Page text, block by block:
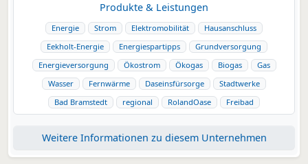
Produkte & Leistungen
Energie Strom Elektromobilität
Hausanschluss
Eekholt-Energie
Energiespartipps
Grundversorgung
Energieversorgung
Ökostrom Ökogas Biogas
Gas
Wasser
Fernwärme Daseinsfürsorge
Stadtwerke
Bad Bramstedt
regional RolandOase Freibad
Weitere Informationen zu diesem Unternehmen